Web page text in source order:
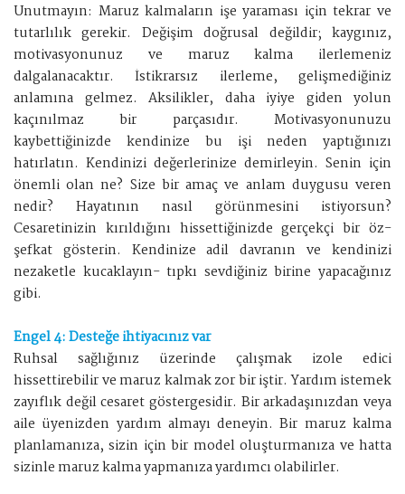
Unutmayın: Maruz kalmaların işe yaraması için tekrar ve
tutarlılık gerekir. Değişim doğrusal değildir; kaygınız,
motivasyonunuz ve maruz kalma ilerlemeniz
dalgalanacaktır. İstikrarsız ilerleme, gelişmediğiniz
anlamına gelmez. Aksilikler, daha iyiye giden yolun
kaçınılmaz bir parçasıdır. Motivasyonunuzu
kaybettiğinizde kendinize bu işi neden yaptığınızı
hatırlatın. Kendinizi değerlerinize demirleyin. Senin için
önemli olan ne? Size bir amaç ve anlam duygusu veren
nedir? Hayatının nasıl görünmesini istiyorsun?
Cesaretinizin kırıldığını hissettiğinizde gerçekçi bir öz-
şefkat gösterin. Kendinize adil davranın ve kendinizi
nezaketle kucaklayın- tıpkı sevdiğiniz birine yapacağınız
gibi.
Engel 4: Desteğe ihtiyacınız var
Ruhsal sağlığınız üzerinde çalışmak izole edici
hissettirebilir ve maruz kalmak zor bir iştir. Yardım istemek
zayıflık değil cesaret göstergesidir. Bir arkadaşınızdan veya
aile üyenizden yardım almayı deneyin. Bir maruz kalma
planlamanıza, sizin için bir model oluşturmanıza ve hatta
sizinle maruz kalma yapmanıza yardımcı olabilirler.